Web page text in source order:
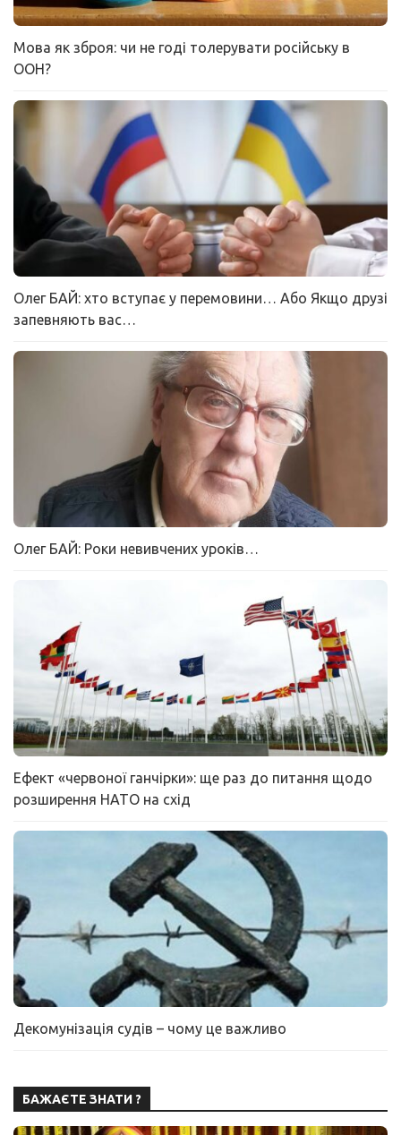
Мова як зброя: чи не годі толерувати російську в
ООН?
Олег БАЙ: хто вступає у перемовини… Або Якщо друзі
запевняють вас…
Олег БАЙ: Роки невивчених уроків…
Ефект «червоної ганчірки»: ще раз до питання щодо
розширення НАТО на схід
Декомунізація судів – чому це важливо
БАЖАЄТЕ ЗНАТИ ?